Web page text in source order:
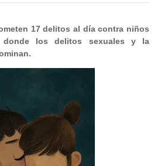
17 delitos al día contra niños
los delitos sexuales y la